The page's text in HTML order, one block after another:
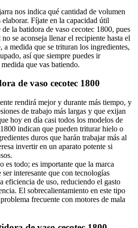
nos indica qué cantidad de volumen
Fíjate en la capacidad útil
la batidora de vaso cecotec 1800, pues
se aconseja llenar el recipiente hasta el
a medida que se trituran los ingredientes,
así que siempre puedes ir
que vas batiendo.
de vaso cecotec 1800
rendirá mejor y durante más tiempo, y
de trabajo más largas y que exijan
hoy en día casi todos los modelos de
indican que pueden triturar hielo o
duros que harán trabajar más al
invertir en un aparato potente si
es todo; es importante que la marca
interesante que con tecnologías
eficiencia de uso, reduciendo el gasto
El sobrecalientamiento en este tipo
frecuente con motores de mala